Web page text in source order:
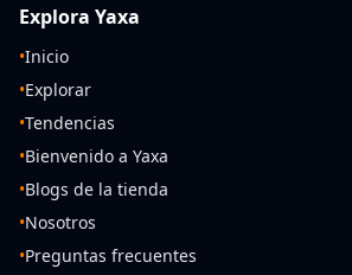
Explora Yaxa
•Inicio
•Explorar
•Tendencias
•Bienvenido a Yaxa
•Blogs de la tienda
•Nosotros
•Preguntas frecuentes